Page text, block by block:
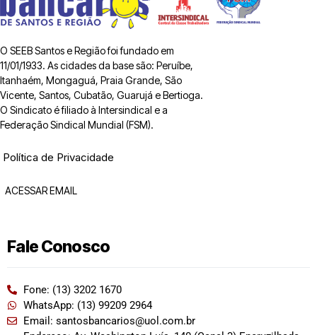
O SEEB Santos e Região foi fundado em
11/01/1933. As cidades da base são: Peruíbe,
Itanhaém, Mongaguá, Praia Grande, São
Vicente, Santos, Cubatão, Guarujá e Bertioga.
O Sindicato é filiado à Intersindical e a
Federação Sindical Mundial (FSM).
Política de Privacidade
ACESSAR EMAIL
Fale Conosco
Fone: (13) 3202 1670
WhatsApp: (13) 99209 2964
Email: santosbancarios@uol.com.br